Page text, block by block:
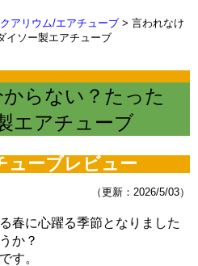
……それでも迷ったら色温度！
は育ちにくい。その理由とは？
加量や肥料はどうする？ （6/30）
ウールマットの掃除はしないで！
肥料、トリミングどうする？
に人を魅了してやまないのか？
シュ選びはコイ科のアカヒレで
アリウム/エアチューブ
言われなけ
イソー製エアチューブ
らない？たった
エアチューブ
ューブレビュー
（更新：2026/5/03）
春に心躍る季節となりました
か？
す。